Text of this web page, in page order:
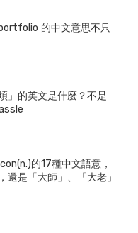
的中文意思不只
」的英文是什麼？不是
的17種中文語意，
還是「大師」、「大老」